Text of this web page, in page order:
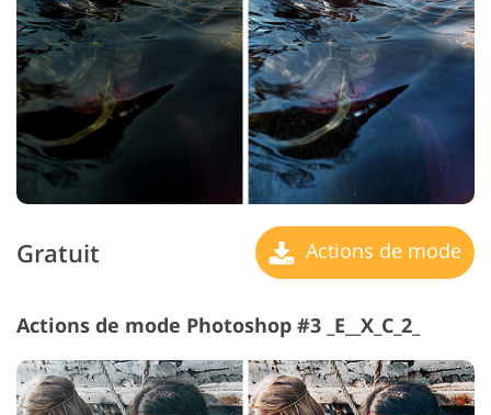
Gratuit Actions de mode
Actions de mode Photoshop #3 _E__X_C_2_